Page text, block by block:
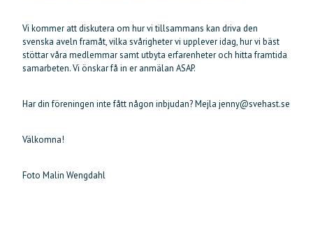
Vi kommer att diskutera om hur vi tillsammans kan driva den
svenska aveln framåt, vilka svårigheter vi upplever idag, hur vi bäst
stöttar våra medlemmar samt utbyta erfarenheter och hitta framtida
samarbeten. Vi önskar få in er anmälan ASAP.
Har din föreningen inte fått någon inbjudan? Mejla jenny@svehast.se
Välkomna!
Foto Malin Wengdahl